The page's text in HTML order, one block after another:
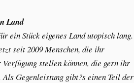
Land
ein Stück eigenes Land utopisch lang.
seit 2009 Menschen, die ihr
stellen können, die gern ihr
Als Gegenleistung gibt?s einen Teil der